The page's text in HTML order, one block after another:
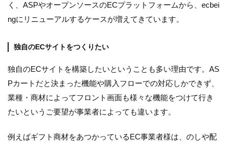
く、ASPやオープンソースのECプラットフォームから、ecbei
ngにリニューアルするケースが増えてきています。
独自のECサイトをつくりたい
独自のECサイトを構築したいということも多い理由です。AS
Pカートだと決まった機能や購入フローでの対応しかできず、
業種・商材によってフロント画面も様々な機能をつけて行き
たいというご要望が事業者によっても違います。
例えばギフト商材をあつかっているEC事業者様は、のしや配